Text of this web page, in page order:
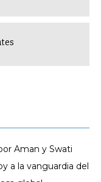
Aman y Swati
a la vanguardia del